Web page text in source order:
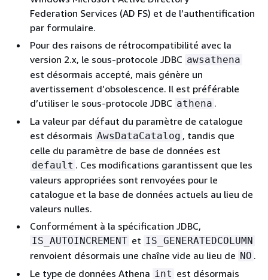
Federation Services (AD FS) et de l’authentification
par formulaire.
Pour des raisons de rétrocompatibilité avec la
version 2.x, le sous-protocole JDBC awsathena
est désormais accepté, mais génère un
avertissement d’obsolescence. Il est préférable
d’utiliser le sous-protocole JDBC athena .
La valeur par défaut du paramètre de catalogue
est désormais AwsDataCatalog , tandis que
celle du paramètre de base de données est
default . Ces modifications garantissent que les
valeurs appropriées sont renvoyées pour le
catalogue et la base de données actuels au lieu de
valeurs nulles.
Conformément à la spécification JDBC,
IS_AUTOINCREMENT et IS_GENERATEDCOLUMN
renvoient désormais une chaîne vide au lieu de NO .
Le type de données Athena int est désormais